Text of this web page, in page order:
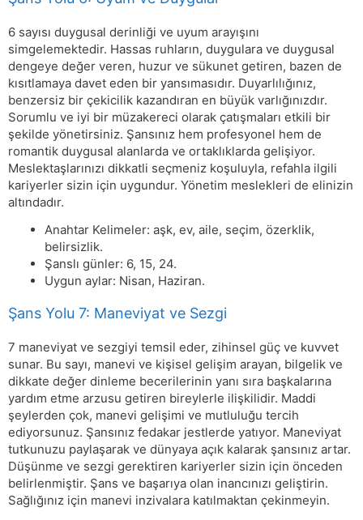
6 sayısı duygusal derinliği ve uyum arayışını
simgelemektedir. Hassas ruhların, duygulara ve duygusal
dengeye değer veren, huzur ve sükunet getiren, bazen de
kısıtlamaya davet eden bir yansımasıdır. Duyarlılığınız,
benzersiz bir çekicilik kazandıran en büyük varlığınızdır.
Sorumlu ve iyi bir müzakereci olarak çatışmaları etkili bir
şekilde yönetirsiniz. Şansınız hem profesyonel hem de
romantik duygusal alanlarda ve ortaklıklarda gelişiyor.
Meslektaşlarınızı dikkatli seçmeniz koşuluyla, refahla ilgili
kariyerler sizin için uygundur. Yönetim meslekleri de elinizin
altındadır.
Anahtar Kelimeler: aşk, ev, aile, seçim, özerklik,
belirsizlik.
Şanslı günler: 6, 15, 24.
Uygun aylar: Nisan, Haziran.
Şans Yolu 7: Maneviyat ve Sezgi
7 maneviyat ve sezgiyi temsil eder, zihinsel güç ve kuvvet
sunar. Bu sayı, manevi ve kişisel gelişim arayan, bilgelik ve
dikkate değer dinleme becerilerinin yanı sıra başkalarına
yardım etme arzusu getiren bireylerle ilişkilidir. Maddi
şeylerden çok, manevi gelişimi ve mutluluğu tercih
ediyorsunuz. Şansınız fedakar jestlerde yatıyor. Maneviyat
tutkunuzu paylaşarak ve dünyaya açık kalarak şansınız artar.
Düşünme ve sezgi gerektiren kariyerler sizin için önceden
belirlenmiştir. Şans ve başarıya olan inancınızı geliştirin.
Sağlığınız için manevi inzivalara katılmaktan çekinmeyin.